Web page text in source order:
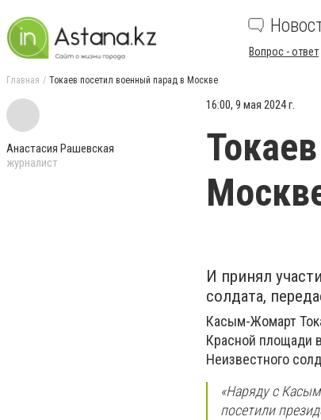
Вопрос - ответ
Главная Токаев посетил военный парад в Москве
Анастасия Рашевская
журналист
16:00, 9 мая 2024 г.
И принял
солдата,
Касым-Жомарт
Красной площади
Неизвестного
«Наряду с
посетили